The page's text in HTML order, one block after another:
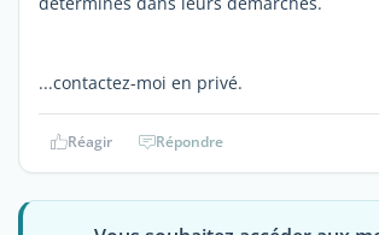
...contactez-moi en privé.
Réagir Répondre